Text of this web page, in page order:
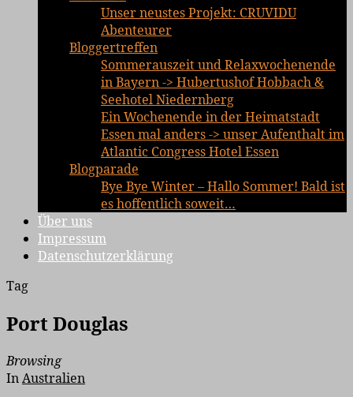
Unser neustes Projekt: CRUVIDU
Abenteurer
Bloggertreffen
Sommerauszeit und Relaxwochenende
in Bayern -> Hubertushof Hobbach &
Seehotel Niedernberg
Ein Wochenende in der Heimatstadt
Essen mal anders -> unser Aufenthalt im
Atlantic Congress Hotel Essen
Blogparade
Bye Bye Winter – Hallo Sommer! Bald ist
es hoffentlich soweit…
Über uns
Impressum
Datenschutzerklärung
Tag
Port Douglas
Browsing
InAustralien